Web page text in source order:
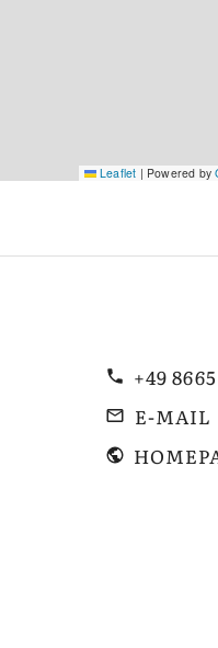
Leaflet | Powered by
+49
E-MAIL